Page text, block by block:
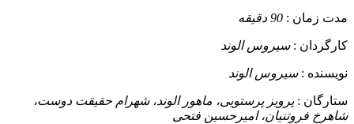
مدت زمان : 90 دقیقه
کارگردان :سیروس الوند
نویسنده :سیروس الوند
ستارگان :پرویز‌ پرستویی، ماهور الوند، شهرام حقیقت دوست،
شاهرخ فروتنیان، امیرحسین فتحی